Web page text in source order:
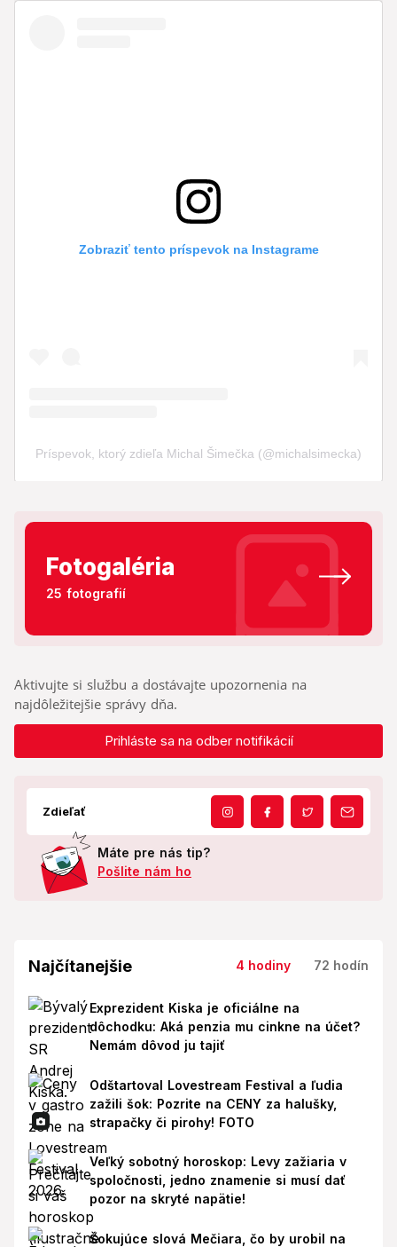
Fotogaléria
25 fotografií
Aktivujte si službu a dostávajte upozornenia na
najdôležitejšie správy dňa.
Prihláste sa na odber notifikácií
Zdieľať
Máte pre nás tip?
Pošlite nám ho
Najčítanejšie 4 hodiny 72 hodín
Exprezident Kiska je oficiálne na
dôchodku: Aká penzia mu cinkne na účet?
Nemám dôvod ju tajiť
Odštartoval Lovestream Festival a ľudia
zažili šok: Pozrite na CENY za halušky,
strapačky či pirohy! FOTO
Veľký sobotný horoskop: Levy zažiaria v
spoločnosti, jedno znamenie si musí dať
pozor na skryté napätie!
Šokujúce slová Mečiara, čo by urobil na